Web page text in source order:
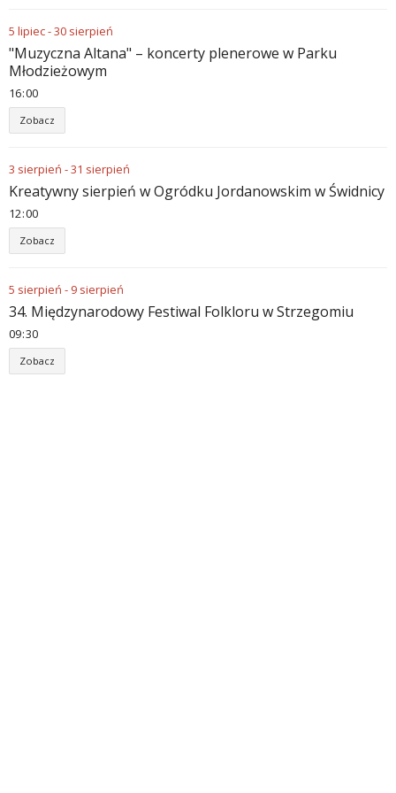
5 lipiec-30 sierpień
"Muzyczna Altana" – koncerty plenerowe w Parku
Młodzieżowym
16:00
Zobacz
3 sierpień -31 sierpień
Kreatywny sierpień w Ogródku Jordanowskim w Świdnicy
12:00
Zobacz
5 sierpień - 9 sierpień
34. Międzynarodowy Festiwal Folkloru w Strzegomiu
09:30
Zobacz